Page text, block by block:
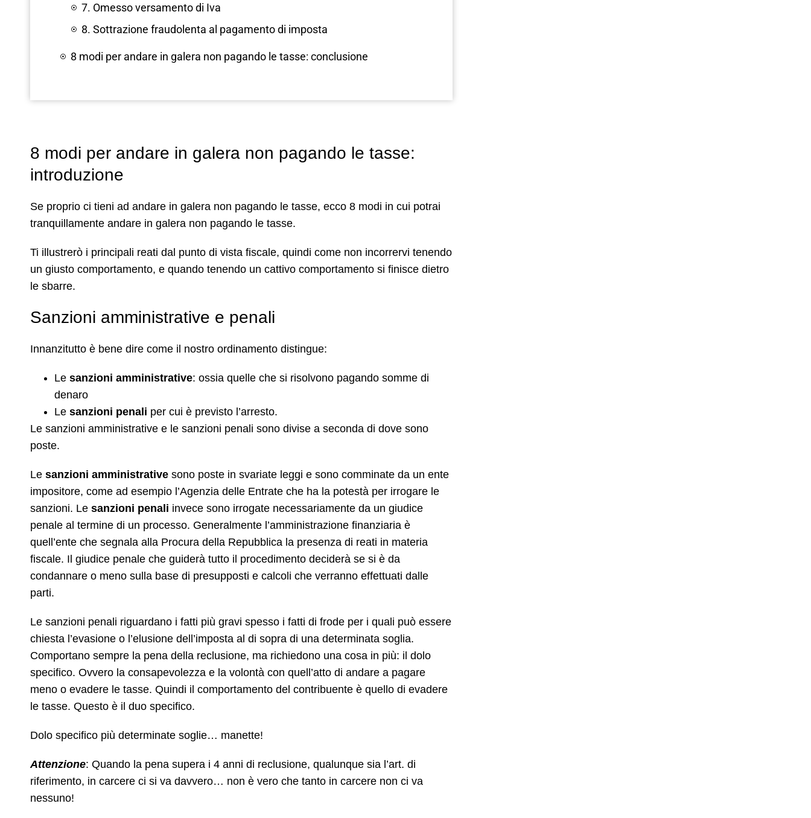
7. Omesso versamento di Iva
8. Sottrazione fraudolenta al pagamento di imposta
8 modi per andare in galera non pagando le tasse: conclusione
8 modi per andare in galera non pagando le tasse:
introduzione
Se proprio ci tieni ad andare in galera non pagando le tasse, ecco 8 modi in cui potrai
tranquillamente andare in galera non pagando le tasse.
Ti illustrerò i principali reati dal punto di vista fiscale, quindi come non incorrervi tenendo
un giusto comportamento, e quando tenendo un cattivo comportamento si finisce dietro
le sbarre.
Sanzioni amministrative e penali
Innanzitutto è bene dire come il nostro ordinamento distingue:
Le sanzioni amministrative: ossia quelle che si risolvono pagando somme di
denaro
Le sanzioni penali per cui è previsto l’arresto.
Le sanzioni amministrative e le sanzioni penali sono divise a seconda di dove sono
poste.
Le sanzioni amministrative sono poste in svariate leggi e sono comminate da un ente
impositore, come ad esempio l’Agenzia delle Entrate che ha la potestà per irrogare le
sanzioni. Le sanzioni penali invece sono irrogate necessariamente da un giudice
penale al termine di un processo. Generalmente l’amministrazione finanziaria è
quell’ente che segnala alla Procura della Repubblica la presenza di reati in materia
fiscale. Il giudice penale che guiderà tutto il procedimento deciderà se si è da
condannare o meno sulla base di presupposti e calcoli che verranno effettuati dalle
parti.
Le sanzioni penali riguardano i fatti più gravi spesso i fatti di frode per i quali può essere
chiesta l’evasione o l’elusione dell’imposta al di sopra di una determinata soglia.
Comportano sempre la pena della reclusione, ma richiedono una cosa in più: il dolo
specifico. Ovvero la consapevolezza e la volontà con quell’atto di andare a pagare
meno o evadere le tasse. Quindi il comportamento del contribuente è quello di evadere
le tasse. Questo è il duo specifico.
Dolo specifico più determinate soglie… manette!
Attenzione: Quando la pena supera i 4 anni di reclusione, qualunque sia l’art. di
riferimento, in carcere ci si va davvero… non è vero che tanto in carcere non ci va
nessuno!